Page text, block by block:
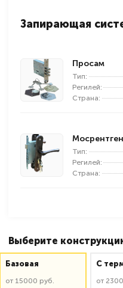
Запирающая
Просам
Тип:
Регилей:
Страна:
Мосрентген
Тип:
Регилей:
Страна:
Выберите
Базовая
от 15000 руб.
C
от